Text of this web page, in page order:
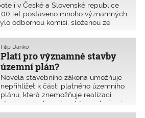
i v České a Slovenské republice
let postaveno mnoho významných
odbornou komisí, složenou ze
s rozvojem stavebnictví, vybráno
Platí pro významné stavby
územní plán?
Filip Danko
Novela stavebního zákona umožňuje
nepřihlížet k části platného územního
plánu, která znemožňuje realizaci
stavby, neboli možnost tzv. vybočení
z koridoru. Ve většině případů se to